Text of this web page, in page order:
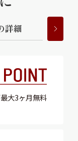
詳細
大3ヶ月無料